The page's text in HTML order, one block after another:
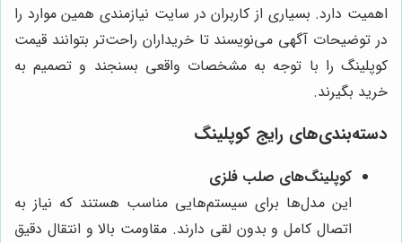
اهمیت دارد. بسیاری از کاربران در سایت نیازمندی همین موارد را
در توضیحات آگهی می‌نویسند تا خریداران راحت‌تر بتوانند قیمت
کوپلینگ را با توجه به مشخصات واقعی بسنجند و تصمیم به
خرید بگیرند.
دسته‌بندی‌های رایج کوپلینگ
کوپلینگ‌های صلب فلزی
این مدل‌ها برای سیستم‌هایی مناسب هستند که نیاز به
اتصال کامل و بدون لقی دارند. مقاومت بالا و انتقال دقیق